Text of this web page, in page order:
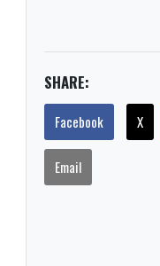
SHARE:
Facebook X
Email